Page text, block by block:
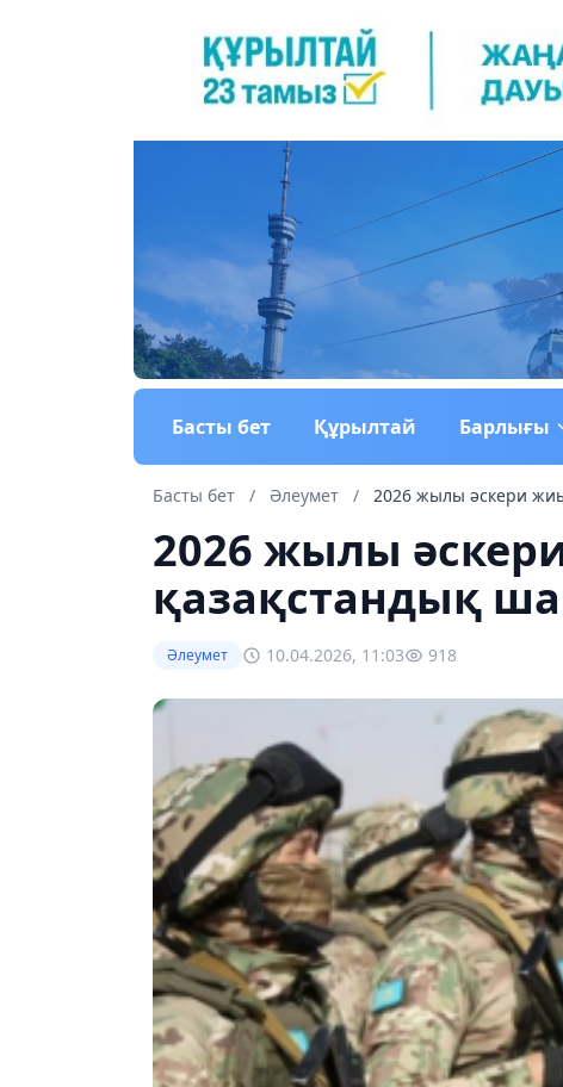
Басты бет Құрылтай Барлығы
Басты бет / Әлеумет / 2026 жылы әскери
2026 жылы
қазақстандық
Әлеумет 10.04.2026, 11:03 918